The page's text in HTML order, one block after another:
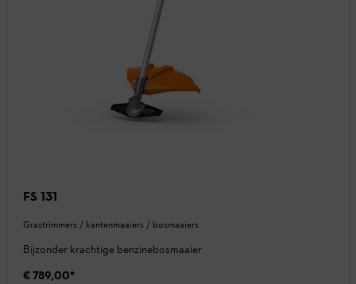
FS 131
Grastrimmers / kantenmaaiers / bosmaaiers
Bijzonder krachtige benzinebosmaaier
€ 789,00*